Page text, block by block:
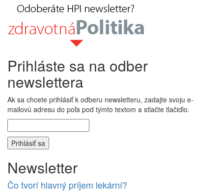
Prihláste sa na odber
newslettera
Ak sa chcete prihlásiť k odberu newsletteru, zadajte svoju e-
mailovú adresu do poľa pod týmto textom a stlačte tlačidlo.
Newsletter
Čo tvorí hlavný príjem lekární?